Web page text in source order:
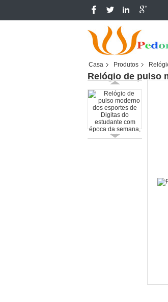
Casa Produtos
Relógio de pulso